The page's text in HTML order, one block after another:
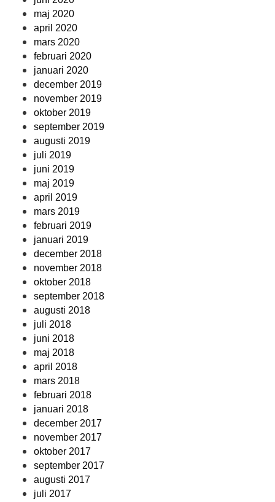
maj 2020
april 2020
mars 2020
februari 2020
januari 2020
december 2019
november 2019
oktober 2019
september 2019
augusti 2019
juli 2019
juni 2019
maj 2019
april 2019
mars 2019
februari 2019
januari 2019
december 2018
november 2018
oktober 2018
september 2018
augusti 2018
juli 2018
juni 2018
maj 2018
april 2018
mars 2018
februari 2018
januari 2018
december 2017
november 2017
oktober 2017
september 2017
augusti 2017
juli 2017